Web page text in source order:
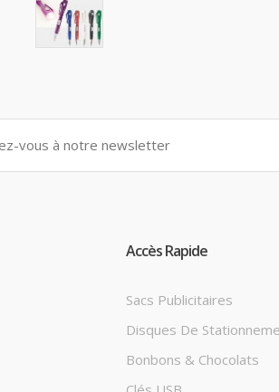
Accès Rapide
Sacs Publicitaires
Disques De
Bonbons & Chocolats